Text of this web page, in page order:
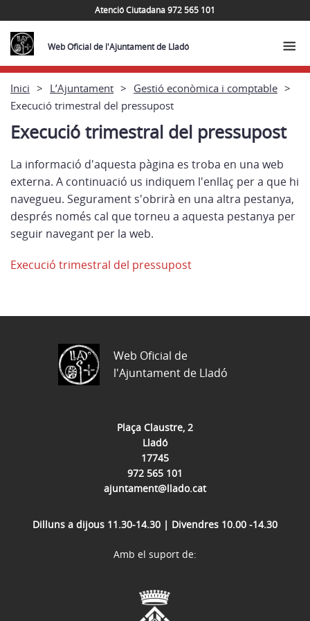
Atenció Ciutadana 972 565 101
Web Oficial de l'Ajuntament de Lladó
Inici L’Ajuntament
Gestió econòmica i comptable
Execució trimestral del pressupost
Execució trimestral del pressupost
La informació d'aquesta pàgina es troba en una web
externa. A continuació us indiquem l'enllaç per a que hi
navegueu. Segurament s'obrirà en una altra pestanya,
després només cal que torneu a aquesta pestanya per
seguir navegant per la web.
Execució trimestral del pressupost
Plaça Claustre, 2
Lladó
17745
972 565 101
ajuntament@llado.cat
Dilluns a dijous 11.30-14.30 | Divendres 10.00 -14.30
Web Oficial de
l'Ajuntament de Lladó
Amb el suport de: